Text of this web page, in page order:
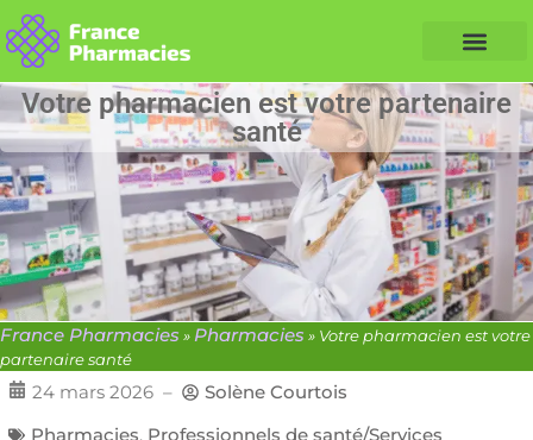
Votre pharmacien est votre partenaire
santé
France Pharmacies »Pharmacies » Votre pharmacien est votre
partenaire santé
24 mars 2026 –
Solène Courtois
Pharmacies, Professionnels de santé/Services